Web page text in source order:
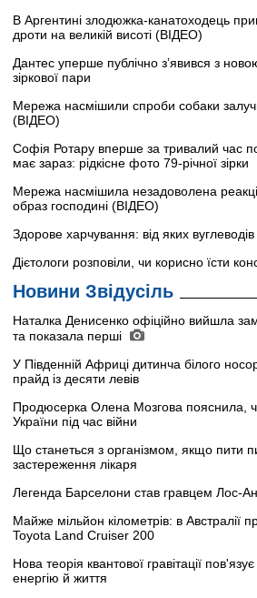
В Аргентині злодюжка-канатоходець
дроти на великій висоті (ВІДЕО)
Дантес уперше публічно з’явився з
зіркової пари
Мережа насмішили спроби собаки
(ВІДЕО)
Софія Ротару вперше за тривалий час
має зараз: рідкісне фото 79-річної зірки
Мережа насмішила незадоволена
образ господині (ВІДЕО)
Здорове харчування: від яких вуглеводів
Дієтологи розповіли, чи корисно їсти
Новини Звідусіль
Наталка Денисенко офіційно вийшла
та показала перші
У Південній Африці дитинча білого
прайд із десяти левів
Продюсерка Олена Мозгова пояснила,
України під час війни
Що станеться з організмом, якщо пити
застереження лікаря
Легенда Барселони став гравцем Лос-
Майже мільйон кілометрів: в Австралії
Toyota Land Cruiser 200
Нова теорія квантової гравітації
енергію й життя